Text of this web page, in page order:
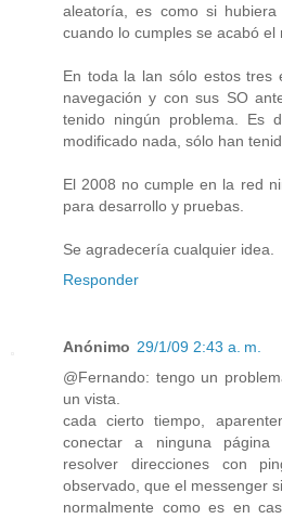
aleatoría, es como si
cuando lo cumples se acabó el
En toda la lan sólo estos tres
navegación y con sus SO
tenido ningún problema. Es
modificado nada, sólo han
El 2008 no cumple en la red
para desarrollo y pruebas.
Se agradecería cualquier idea.
Responder
Anónimo 29/1/09 2:43 a. m.
@Fernando: tengo un
un vista.
cada cierto tiempo,
conectar a ninguna
resolver direcciones con
observado, que el messenger
normalmente como es en